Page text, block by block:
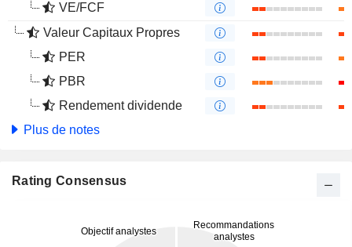
VE/FCF
Valeur Capitaux Propres
PER
PBR
Rendement dividende
Plus de notes
Rating Consensus